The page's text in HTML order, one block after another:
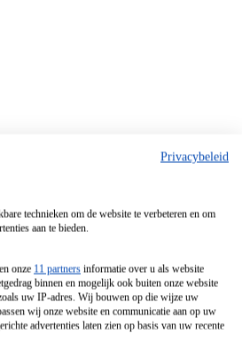
Privacybeleid
technieken om de website te verbeteren en om
aan te bieden.
onze 11 partners informatie over u als website
binnen en mogelijk ook buiten onze website
uw IP-adres. Wij bouwen op die wijze uw
wij onze website en communicatie aan op uw
advertenties laten zien op basis van uw recente